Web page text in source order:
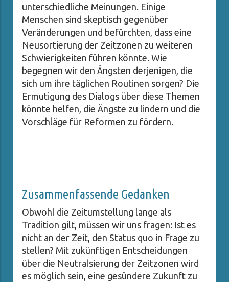
unterschiedliche Meinungen. Einige
Menschen sind skeptisch gegenüber
Veränderungen und befürchten, dass eine
Neusortierung der Zeitzonen zu weiteren
Schwierigkeiten führen könnte. Wie
begegnen wir den Ängsten derjenigen, die
sich um ihre täglichen Routinen sorgen? Die
Ermutigung des Dialogs über diese Themen
könnte helfen, die Ängste zu lindern und die
Vorschläge für Reformen zu fördern.
Zusammenfassende Gedanken
Obwohl die Zeitumstellung lange als
Tradition gilt, müssen wir uns fragen: Ist es
nicht an der Zeit, den Status quo in Frage zu
stellen? Mit zukünftigen Entscheidungen
über die Neutralsierung der Zeitzonen wird
es möglich sein, eine gesündere Zukunft zu